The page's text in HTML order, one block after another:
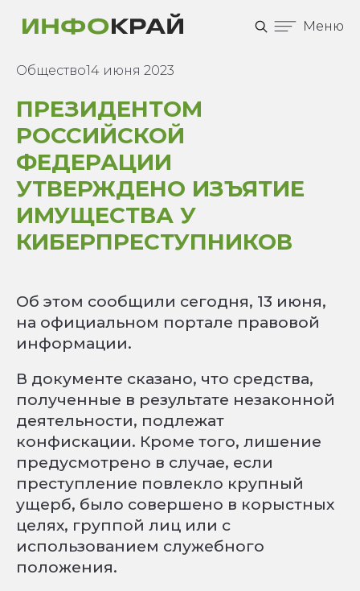
Меню
Общество14 июня 2023
ПРЕЗИДЕНТОМ
РОССИЙСКОЙ
ФЕДЕРАЦИИ
УТВЕРЖДЕНО ИЗЪЯТИЕ
ИМУЩЕСТВА У
КИБЕРПРЕСТУПНИКОВ
Об этом сообщили сегодня, 13 июня,
на официальном портале правовой
информации.
В документе сказано, что средства,
полученные в результате незаконной
деятельности, подлежат
конфискации. Кроме того, лишение
предусмотрено в случае, если
преступление повлекло крупный
ущерб, было совершено в корыстных
целях, группой лиц или с
использованием служебного
положения.